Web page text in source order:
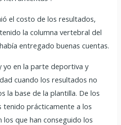
el costo de los resultados,
la columna vertebral del
entregado buenas cuentas.
yo en la parte deportiva y
cuando los resultados no
la base de la plantilla. De los
prácticamente a los
que han conseguido los